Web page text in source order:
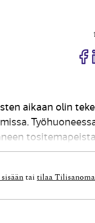
aikaan olin
No,
tai tilaa